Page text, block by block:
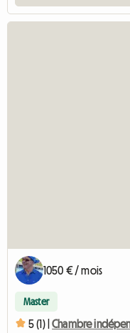
1050 € / mois
Master
5 (1) |